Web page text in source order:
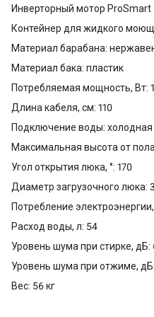
Инверторный мотор ProSmart
Контейнер для жидкого
Материал барабана:
Материал бака: пластик
Потребляемая мощность, Вт:
Длина кабеля, см: 110
Подключение воды: холодная
Максимальная высота от
Угол открытия люка, °: 170
Диаметр загрузочного люка:
Потребление
Расход воды, л: 54
Уровень шума при стирке, дБ:
Уровень шума при отжиме,
Вес: 56 кг